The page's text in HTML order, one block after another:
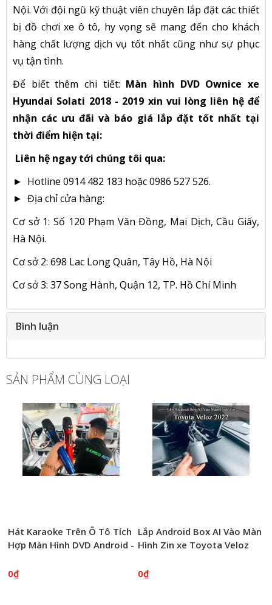
Nội. Với đội ngũ kỹ thuật viên chuyên lắp đặt các thiết
bị đồ chơi xe ô tô, hy vọng sẽ mang đến cho khách
hàng chất lượng dịch vụ tốt nhất cũng như sự phục
vụ tận tình.
Để biết thêm chi tiết: Màn hình DVD Ownice xe
Hyundai Solati 2018 - 2019 xin vui lòng liên hệ để
nhận các ưu đãi và báo giá lắp đặt tốt nhất tại
thời điểm hiện tại:
Liên hệ ngay tới chúng tôi qua:
► Hotline 0914 482 183 hoặc 0986 527 526.
► Địa chỉ cửa hàng:
Cơ sở 1: Số 120 Phạm Văn Đồng, Mai Dịch, Cầu Giấy,
Hà Nội.
Cơ sở 2: 698 Lac Long Quân, Tây Hồ, Hà Nội
Cơ sở 3: 37 Song Hành, Quận 12, TP. Hồ Chí Minh
Bình luận
SẢN PHẨM CÙNG LOẠI
Hát Karaoke Trên Ô Tô Tích
Hợp Màn Hình DVD Android -
0₫
Lắp Android Box AI Vào Màn
Hình Zin xe Toyota Veloz
0₫